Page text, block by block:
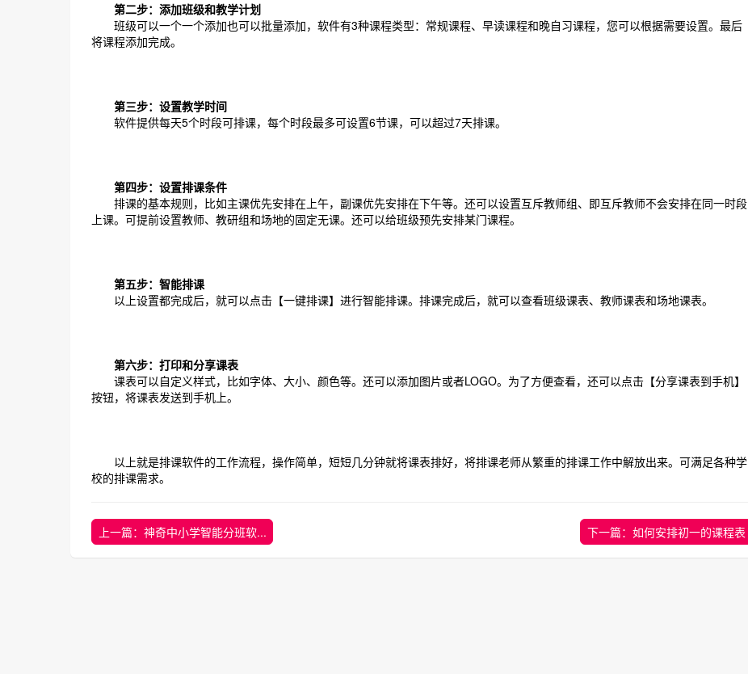
第二步：添加班级和教学计划
班级可以一个一个添加也可以批量添加，软件有3种课程类型：常规课程、早读课程和晚自习课程，您可以根据需要设置。最后
将课程添加完成。
第三步：设置教学时间
软件提供每天5个时段可排课，每个时段最多可设置6节课，可以超过7天排课。
第四步：设置排课条件
排课的基本规则，比如主课优先安排在上午，副课优先安排在下午等。还可以设置互斥教师组、即互斥教师不会安排在同一时段
上课。可提前设置教师、教研组和场地的固定无课。还可以给班级预先安排某门课程。
第五步：智能排课
以上设置都完成后，就可以点击【一键排课】进行智能排课。排课完成后，就可以查看班级课表、教师课表和场地课表。
第六步：打印和分享课表
课表可以自定义样式，比如字体、大小、颜色等。还可以添加图片或者LOGO。为了方便查看，还可以点击【分享课表到手机】
按钮，将课表发送到手机上。
以上就是排课软件的工作流程，操作简单，短短几分钟就将课表排好，将排课老师从繁重的排课工作中解放出来。可满足各种学
校的排课需求。
上一篇：神奇中小学智能分班软... 下一篇：如何安排初一的课程表